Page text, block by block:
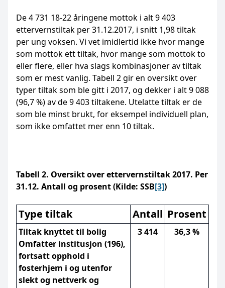
De 4 731 18-22 åringene mottok i alt 9 403
ettervernstiltak per 31.12.2017, i snitt 1,98 tiltak
per ung voksen. Vi vet imidlertid ikke hvor mange
som mottok ett tiltak, hvor mange som mottok to
eller flere, eller hva slags kombinasjoner av tiltak
som er mest vanlig. Tabell 2 gir en oversikt over
typer tiltak som ble gitt i 2017, og dekker i alt 9 088
(96,7 %) av de 9 403 tiltakene. Utelatte tiltak er de
som ble minst brukt, for eksempel individuell plan,
som ikke omfattet mer enn 10 tiltak.
Tabell 2. Oversikt over ettervernstiltak 2017. Per
31.12. Antall og prosent (Kilde: SSB[3])
Type tiltak Antall Prosent
Tiltak knyttet til bolig
Omfatter institusjon (196),
fortsatt opphold i
fosterhjem i og utenfor
slekt og nettverk og
3 414 36,3 %